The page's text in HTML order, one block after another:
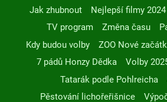
Jak zhubnout Nejlepší filmy 2024
TV program
Změna času
Kdy budou volby
ZOO Nové
7 pádů Honzy Dědka
Volby
Tatarák podle Pohlreicha
Pěstování lichořeřišnice